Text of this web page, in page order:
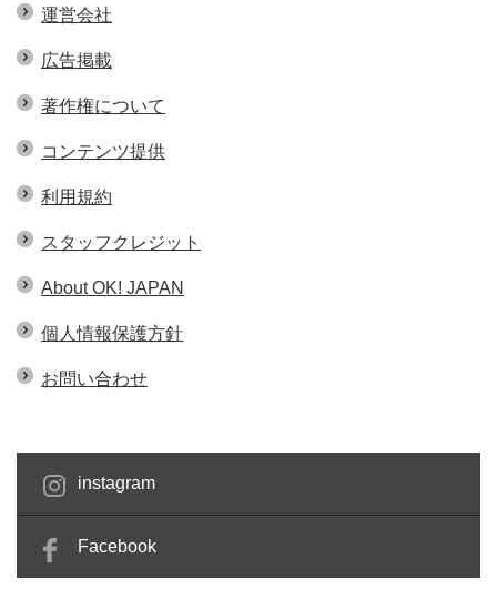
運営会社
広告掲載
著作権について
コンテンツ提供
利用規約
スタッフクレジット
About OK! JAPAN
個人情報保護方針
お問い合わせ
instagram
Facebook